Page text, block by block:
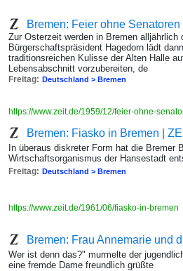
Bremen: Feier ohne
Zur Osterzeit werden in Bremen
Bürgerschaftspräsident Hagedorn lädt
traditionsreichen Kulisse der Alten Halle
Lebensabschnitt vorzubereiten, de
Freitag: Deutschland > Bremen
https://www.zeit.de/1959/12/feier-ohne-
Bremen: Fiasko in Bremen |
In überaus diskreter Form hat die Bremer
Wirtschaftsorganismus der Hansestadt
Freitag: Deutschland > Bremen
https://www.zeit.de/1961/06/fiasko-in-bremen
Bremen: Frau Annemarie und
Wer ist denn das?" murmelte der
eine fremde Dame freundlich grüßte